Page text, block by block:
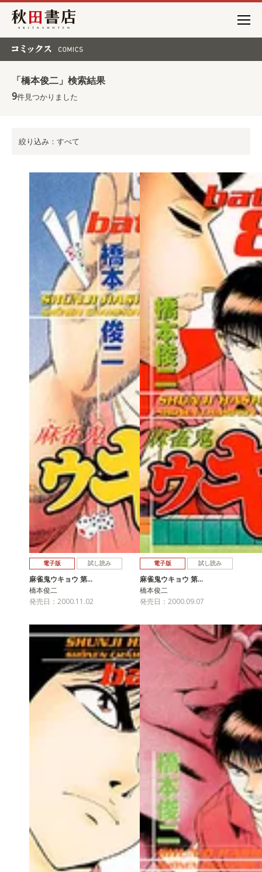
秋田書店
「橋本俊二」検索結果
9件見つかりました
絞り込み：すべて
電子版 試し読み
麻雀鬼ウキョウ 第…
橋本俊二
発売日：2000.11.02
電子版 試し読み
麻雀鬼ウキョウ 第…
橋本俊二
発売日：2000.09.07